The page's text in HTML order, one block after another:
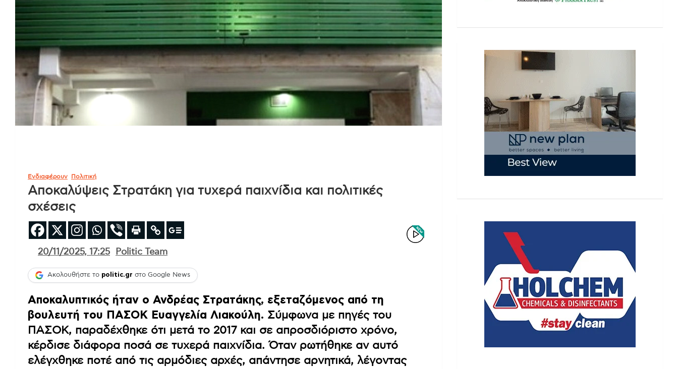
Ενδιαφέρουν Πολιτική
Αποκαλύψεις Στρατάκη για τυχερά παιχνίδια και πολιτικές
σχέσεις
20/11/2025, 17:25 Politic Team
Ακολουθήστε το politic.gr στο Google News
Αποκαλυπτικός ήταν ο Ανδρέας Στρατάκης, εξεταζόμενος από τη
βουλευτή του ΠΑΣΟΚ Ευαγγελία Λιακούλη. Σύμφωνα με πηγές του
ΠΑΣΟΚ, παραδέχθηκε ότι μετά το 2017 και σε απροσδιόριστο χρόνο,
κέρδισε διάφορα ποσά σε τυχερά παιχνίδια. Όταν ρωτήθηκε αν αυτό
ελέγχθηκε ποτέ από τις αρμόδιες αρχές, απάντησε αρνητικά, λέγοντας